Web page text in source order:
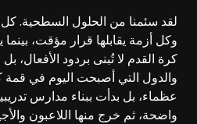
لقد سئمنا من الحلول السطحية. كل
وكل أزمة يقابلها قرار مؤقت،
كرة القدم لا تُبنى بردود الأفعال،
والدول التي أصبحت اليوم في قمة
عظماء، بل بدأت ببناء مدارس
واضحة، ثم خرج منها اللاعبون